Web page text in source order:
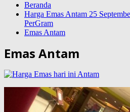
Beranda
Harga Emas Antam 25
PerGram
Emas Antam
Emas Antam